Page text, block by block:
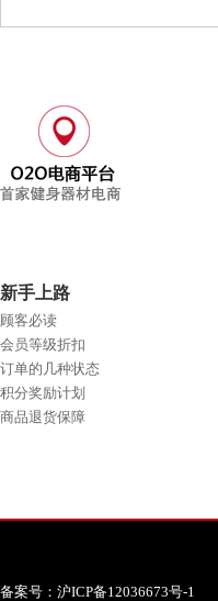
新手上路
顾客必读
会员等级折扣
订单的几种状态
积分奖励计划
商品退货保障
备案号：沪ICP备12036673号-1